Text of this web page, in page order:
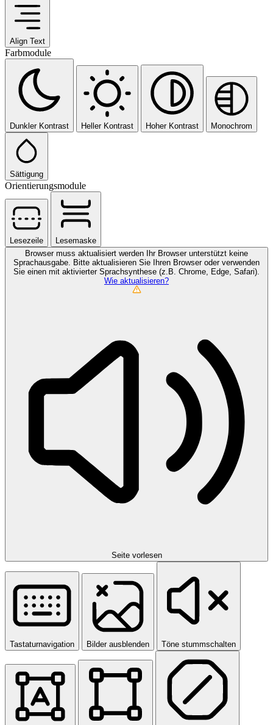
Align Text
Farbmodule
Dunkler Kontrast Heller Kontrast Hoher Kontrast Monochrom
Sättigung
Orientierungsmodule
Lesezeile
Lesemaske
Browser muss aktualisiert werden Ihr Browser unterstützt keine
Sprachausgabe. Bitte aktualisieren Sie Ihren Browser oder verwenden
Sie einen mit aktivierter Sprachsynthese (z.B. Chrome, Edge, Safari).
Wie aktualisieren?
Seite vorlesen
Tastaturnavigation Bilder ausblenden Töne stummschalten